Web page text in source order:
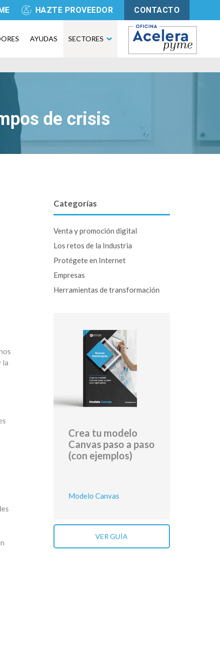
HAZTE PROVEEDOR CONTACTO
AYUDAS SECTORES
de crisis
la
Categorías
Venta y promoción digital
Los retos de la Industria
Protégete en Internet
Empresas
Herramientas de transformación
Crea tu modelo
Canvas paso a paso
(con ejemplos)
Modelo Canvas
VER GUÍA